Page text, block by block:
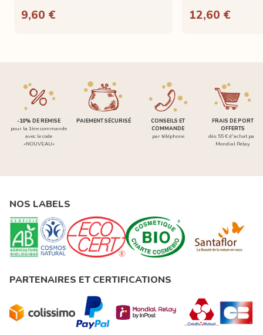
9,60 € 12,60 €
-10% DE REMISE
pour la 1ère commande
avec le code
«NOUVEAU»
PAIEMENT SÉCURISÉ
CONSEILS ET
COMMANDE
par téléphone
FRAIS DE PORT
OFFERTS
dès 55 € d'achat par
Mondial Relay
NOS LABELS
PARTENAIRES ET CERTIFICATIONS